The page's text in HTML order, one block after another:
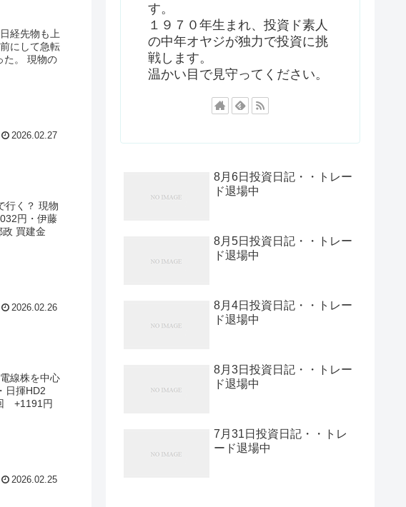
経先物も上
にして急転
た。 現物の
2026.02.27
行く？ 現物
円・伊藤
買建金
2026.02.26
線株を中心
日揮HD2
+1191円
2026.02.25
す。
１９７０年生まれ、投資ド素人
の中年オヤジが独力で投資に挑
戦します。
温かい目で見守ってください。
8月6日投資日記・・トレー
ド退場中
8月5日投資日記・・トレー
ド退場中
8月4日投資日記・・トレー
ド退場中
8月3日投資日記・・トレー
ド退場中
7月31日投資日記・・トレ
ード退場中